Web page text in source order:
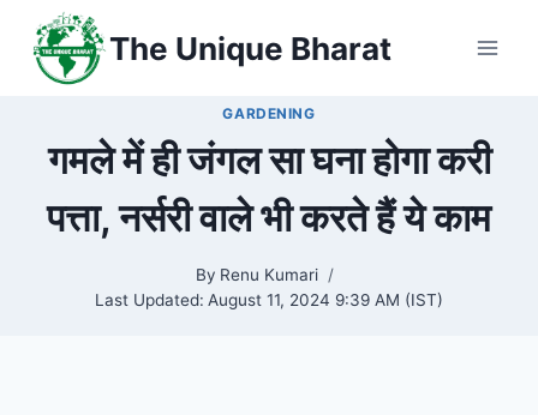
content
The Unique Bharat
GARDENING
गमले में ही जंगल सा घना होगा करी
पत्ता, नर्सरी वाले भी करते हैं ये काम
By Renu Kumari
Last Updated: August 11, 2024 9:39 AM (IST)